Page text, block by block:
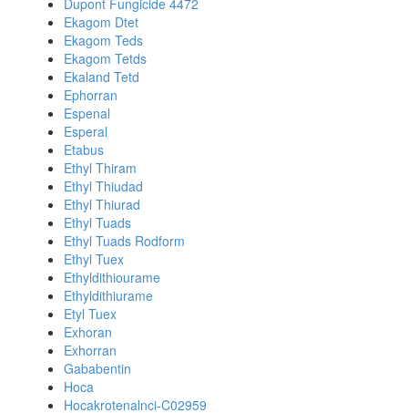
Dupont Fungicide 4472
Ekagom Dtet
Ekagom Teds
Ekagom Tetds
Ekaland Tetd
Ephorran
Espenal
Esperal
Etabus
Ethyl Thiram
Ethyl Thiudad
Ethyl Thiurad
Ethyl Tuads
Ethyl Tuads Rodform
Ethyl Tuex
Ethyldithiourame
Ethyldithiurame
Etyl Tuex
Exhoran
Exhorran
Gababentin
Hoca
Hocakrotenalnci-C02959